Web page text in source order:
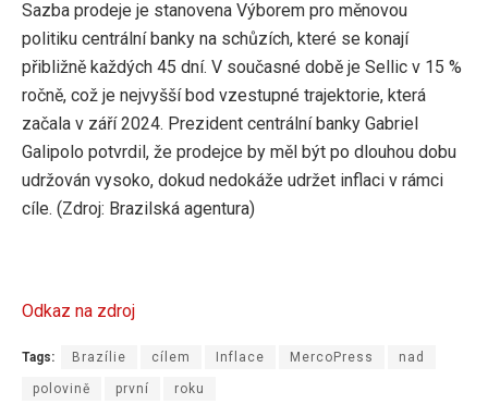
Sazba prodeje je stanovena Výborem pro měnovou
politiku centrální banky na schůzích, které se konají
přibližně každých 45 dní. V současné době je Sellic v 15 %
ročně, což je nejvyšší bod vzestupné trajektorie, která
začala v září 2024. Prezident centrální banky Gabriel
Galipolo potvrdil, že prodejce by měl být po dlouhou dobu
udržován vysoko, dokud nedokáže udržet inflaci v rámci
cíle. (Zdroj: Brazilská agentura)
Odkaz na zdroj
Tags: Brazílie cílem Inflace MercoPress nad
polovině první roku